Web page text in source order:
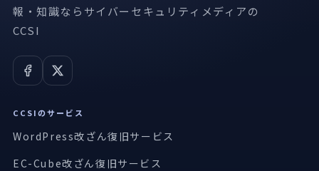
報・知識ならサイバーセキュリティメディアの
CCSI
CCSIのサービス
WordPress改ざん復旧サービス
EC-Cube改ざん復旧サービス